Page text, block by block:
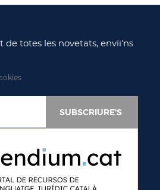
de totes les novetats, envïi'ns